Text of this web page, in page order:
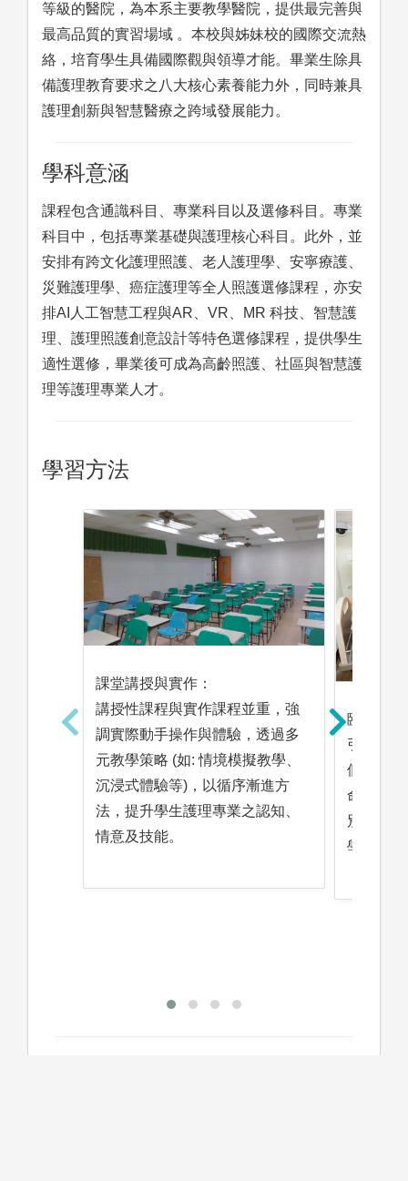
等級的醫院，為本系主要教學醫院，提供最完善與
最高品質的實習場域 。本校與姊妹校的國際交流熱
絡，培育學生具備國際觀與領導才能。畢業生除具
備護理教育要求之八大核心素養能力外，同時兼具
護理創新與智慧醫療之跨域發展能力。
學科意涵
課程包含通識科目、專業科目以及選修科目。專業
科目中，包括專業基礎與護理核心科目。此外，並
安排有跨文化護理照護、老人護理學、安寧療護、
災難護理學、癌症護理等全人照護選修課程，亦安
排AI人工智慧工程與AR、VR、MR 科技、智慧護
理、護理照護創意設計等特色選修課程，提供學生
適性選修，畢業後可成為高齡照護、社區與智慧護
理等護理專業人才。
學習方法
課堂講授與實作：
講授性課程與實作課程並重，強
調實際動手操作與體驗，透過多
元教學策略 (如: 情境模擬教學、
沉浸式體驗等)，以循序漸進方
法，提升學生護理專業之認知、
情意及技能。
臨床技
引導學
個人、
命與健
別性與
學生發